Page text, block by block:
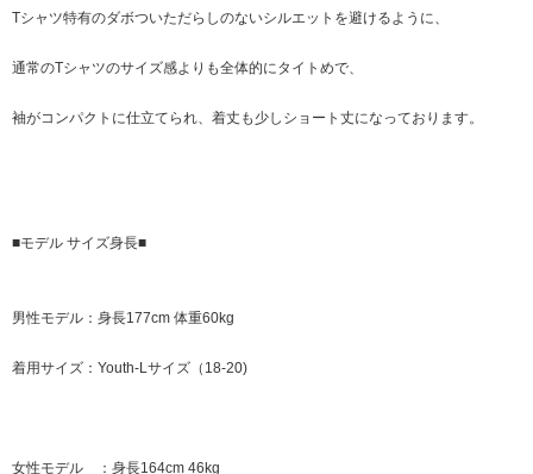
Tシャツ特有のダボついただらしのないシルエットを避けるように、
通常のTシャツのサイズ感よりも全体的にタイトめで、
袖がコンパクトに仕立てられ、着丈も少しショート丈になっております。
■モデル サイズ身長■
男性モデル：身長177cm 体重60kg
着用サイズ：Youth-Lサイズ（18-20)
女性モデル ：身長164cm 46kg